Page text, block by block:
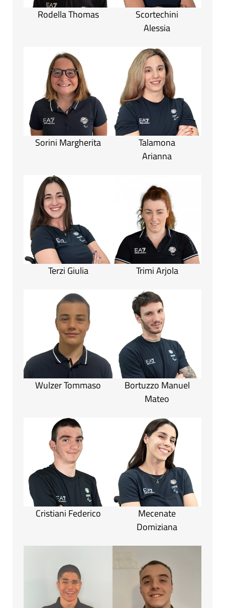
Rodella Thomas
Scortechini
Alessia
Sorini Margherita
Talamona
Arianna
Terzi Giulia Trimi Arjola
Wulzer Tommaso
Bortuzzo Manuel
Mateo
Cristiani Federico
Mecenate
Domiziana